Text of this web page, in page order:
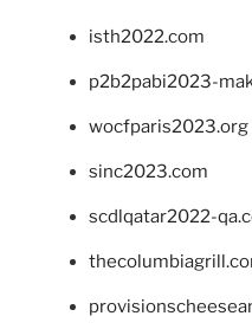
isth2022.com
p2b2pabi2023-
wocfparis2023.org
sinc2023.com
scdlqatar2022-